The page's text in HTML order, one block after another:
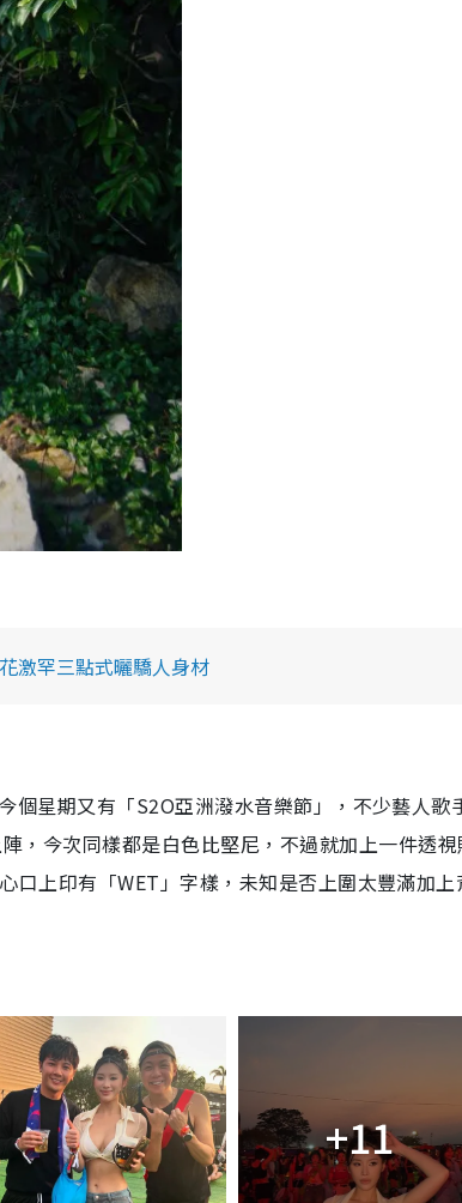
激罕三點式曬驕人身材
星期又有「S2O亞洲潑水音樂節」，不少藝人歌
，今次同樣都是白色比堅尼，不過就加上一件透視
口上印有「WET」字樣，未知是否上圍太豐滿加上
+11